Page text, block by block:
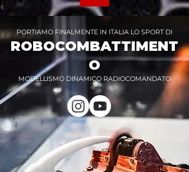
PORTIAMO FINALMENTE IN ITALIA LO SPORT DI
ROBOCOMBATTIMENT
O
MODELLISMO DINAMICO RADIOCOMANDATO